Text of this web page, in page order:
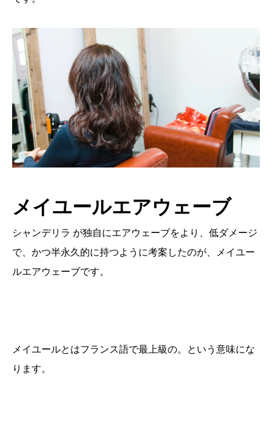
メイユールエアウェーブ
シャンデリラ が独自にエアウェーブをより、低ダメージ
で、かつ半永久的に持つように考案したのが、メイユー
ルエアウェーブです。
メイユールとはフランス語で最上級の。という意味にな
ります。